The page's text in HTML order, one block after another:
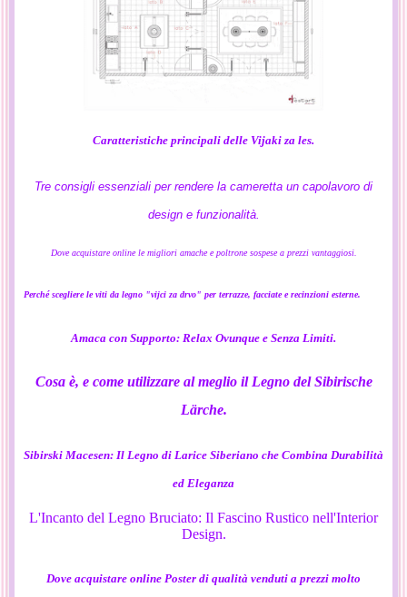
Caratteristiche principali delle Vijaki za les.
Tre consigli essenziali per rendere la cameretta un capolavoro di
design e funzionalità.
Dove acquistare online le migliori amache e poltrone sospese a prezzi vantaggiosi.
Perché scegliere le viti da legno "vijci za drvo" per terrazze, facciate e recinzioni esterne.
Amaca con Supporto: Relax Ovunque e Senza Limiti.
Cosa è, e come utilizzare al meglio il Legno del Sibirische
Lärche.
Sibirski Macesen: Il Legno di Larice Siberiano che Combina Durabilità
ed Eleganza
L'Incanto del Legno Bruciato: Il Fascino Rustico nell'Interior
Design.
Dove acquistare online Poster di qualità venduti a prezzi molto